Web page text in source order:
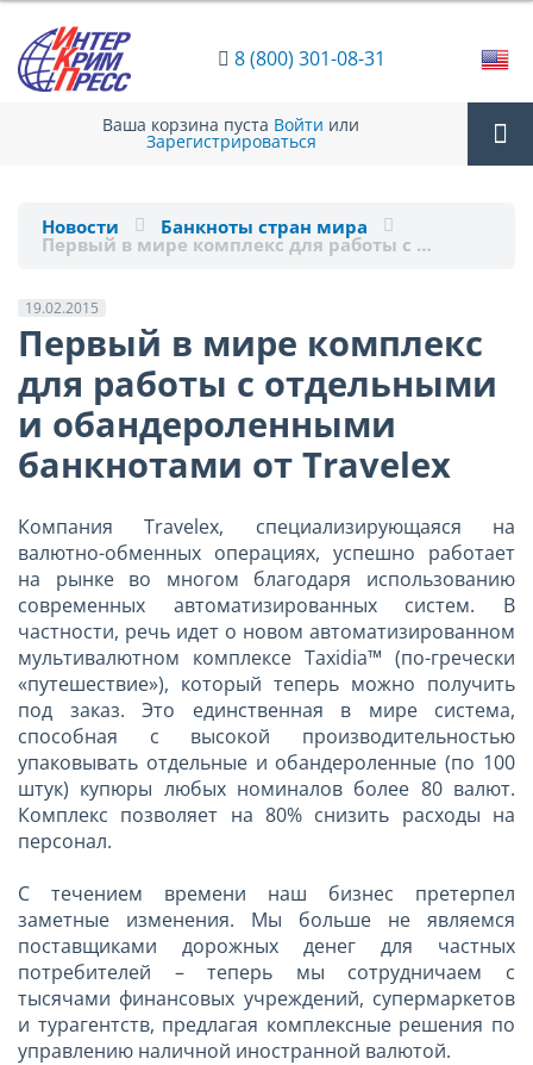
8 (800) 301-08-31
Ваша корзина пуста Войти или
Зарегистрироваться
Новости Банкноты стран мира
Первый в мире комплекс для работы с …
19.02.2015
Первый в мире комплекс
для работы с отдельными
и обандероленными
банкнотами от Travelex
Компания Travelex, специализирующаяся на
валютно-обменных операциях, успешно работает
на рынке во многом благодаря использованию
современных автоматизированных систем. В
частности, речь идет о новом автоматизированном
мультивалютном комплексе Taxidia™ (по-гречески
«путешествие»), который теперь можно получить
под заказ. Это единственная в мире система,
способная с высокой производительностью
упаковывать отдельные и обандероленные (по 100
штук) купюры любых номиналов более 80 валют.
Комплекс позволяет на 80% снизить расходы на
персонал.
С течением времени наш бизнес претерпел
заметные изменения. Мы больше не являемся
поставщиками дорожных денег для частных
потребителей – теперь мы сотрудничаем с
тысячами финансовых учреждений, супермаркетов
и турагентств, предлагая комплексные решения по
управлению наличной иностранной валютой.